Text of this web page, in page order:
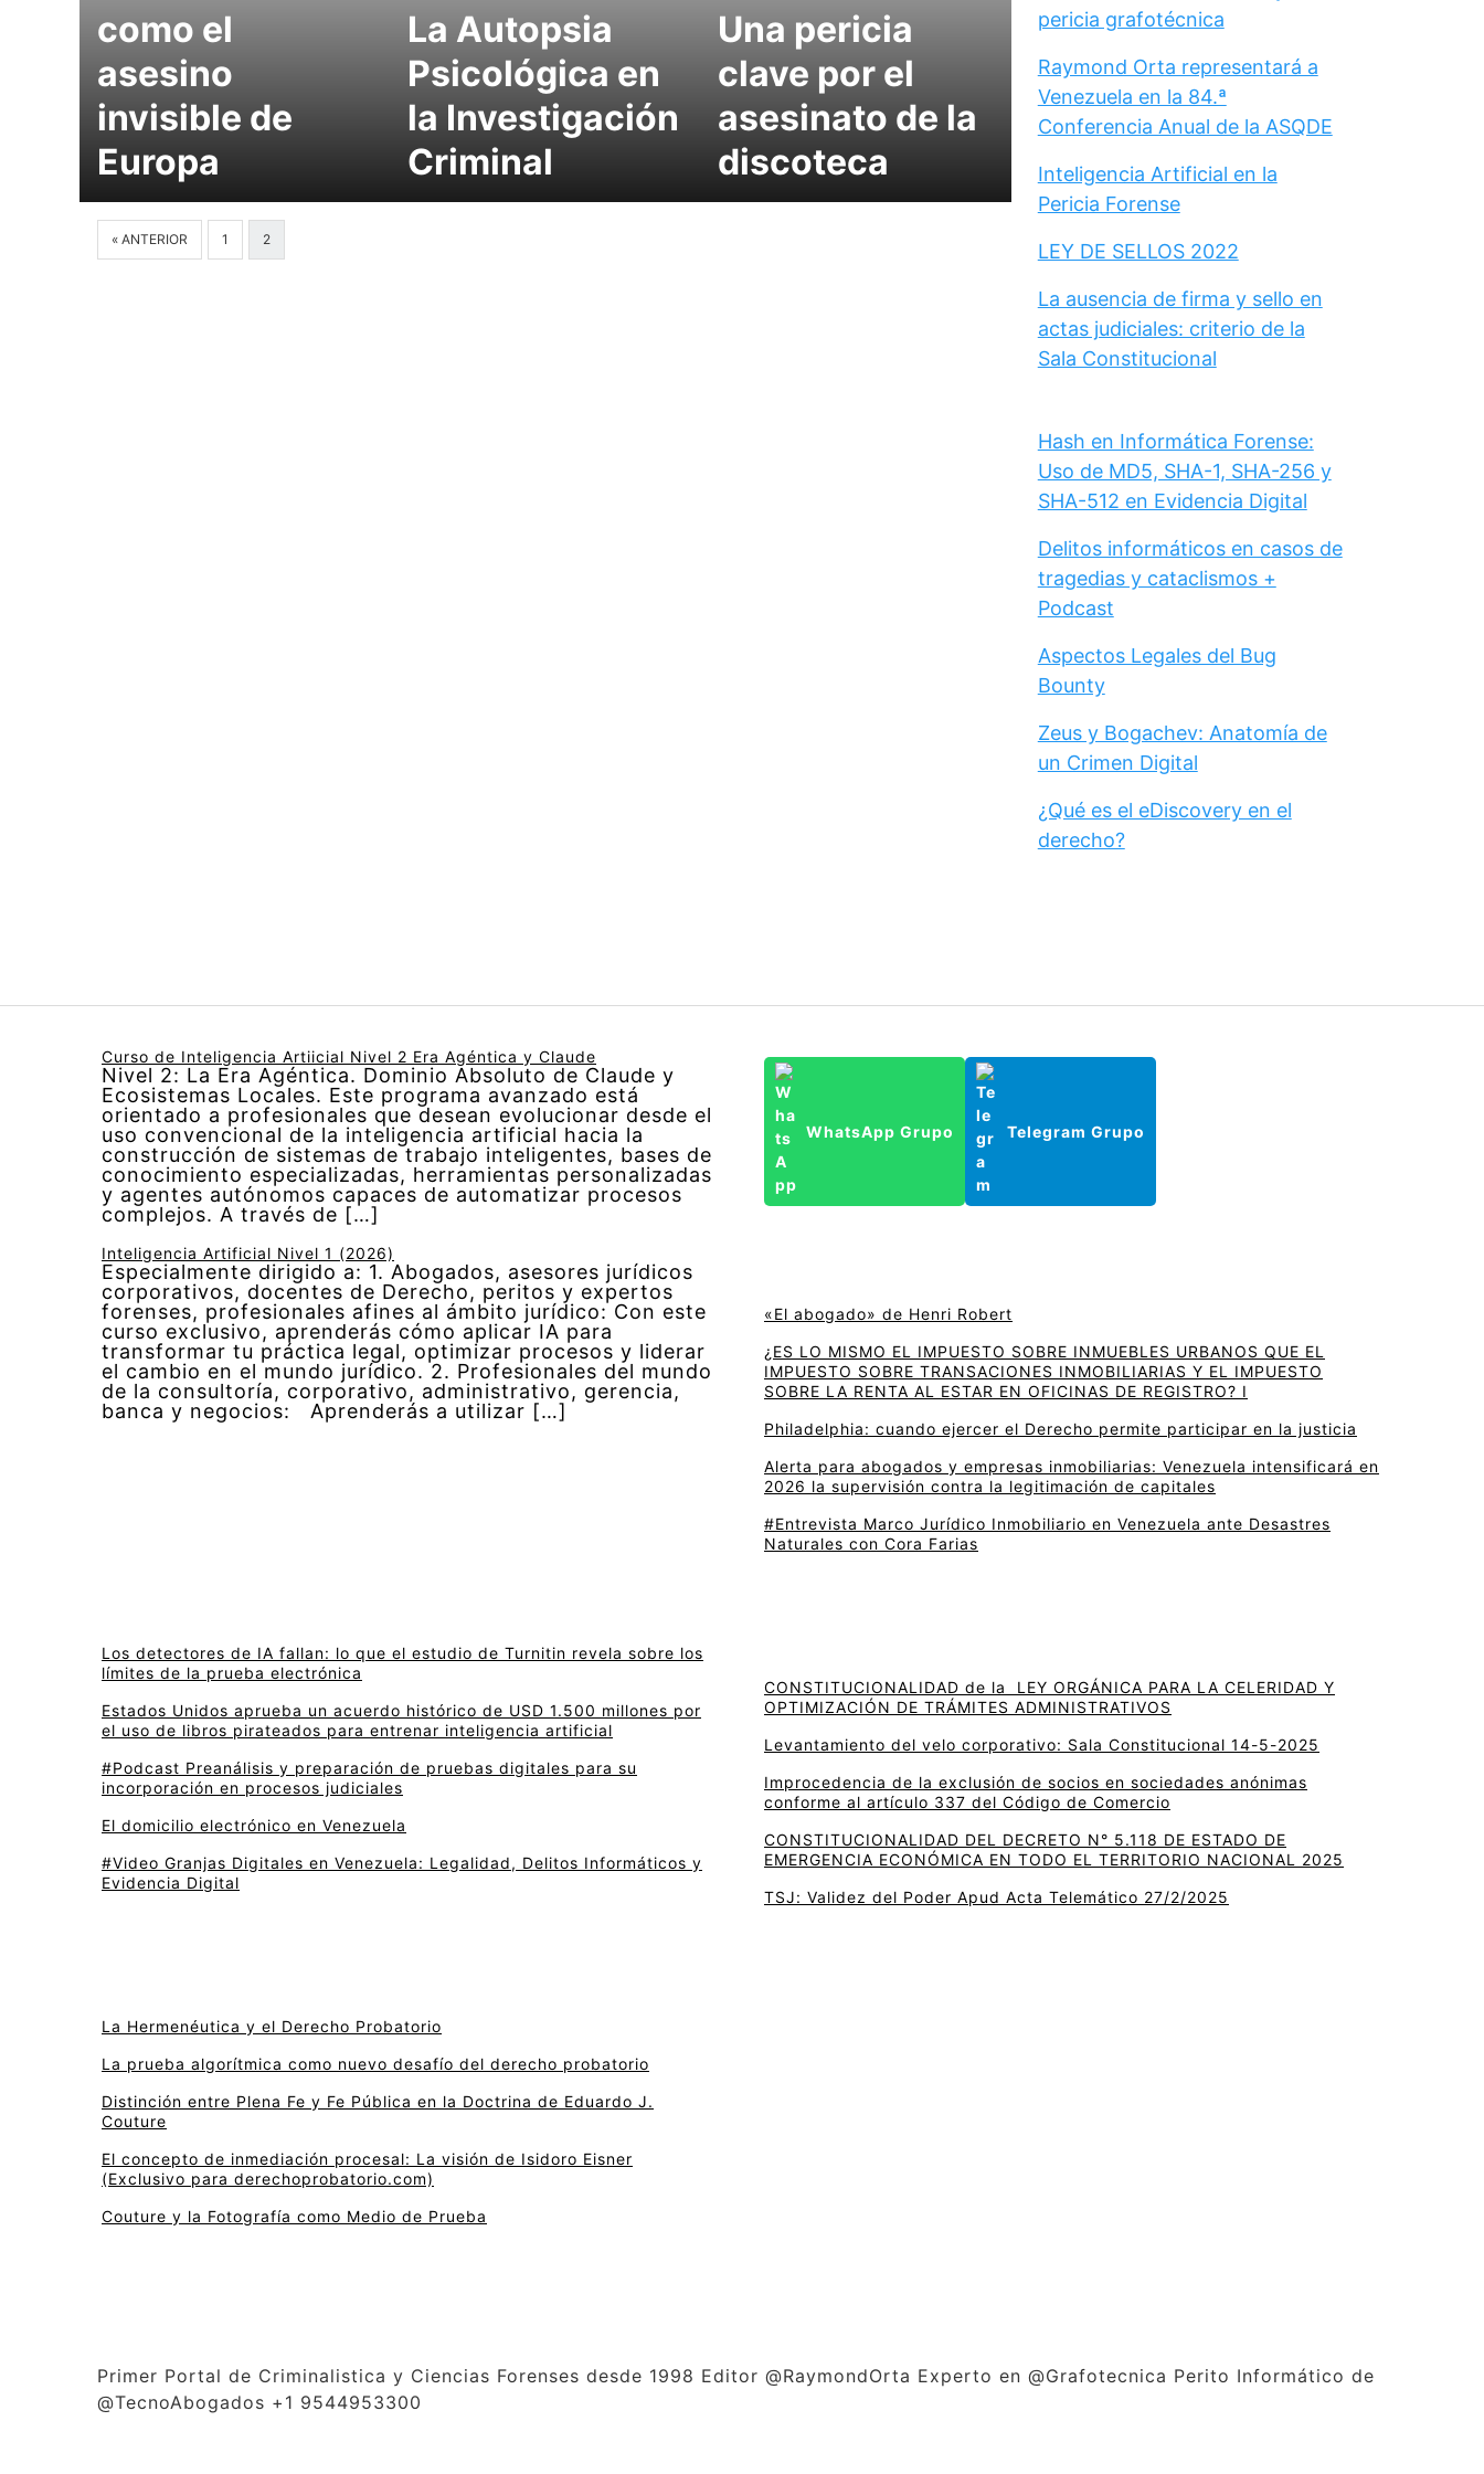
como el
asesino
invisible de
Europa
La Autopsia
Psicológica en
la Investigación
Criminal
Una pericia
clave por el
asesinato de la
discoteca
« ANTERIOR 1 2
pericia grafotécnica
Raymond Orta representará a
Venezuela en la 84.ª
Conferencia Anual de la ASQDE
Inteligencia Artificial en la
Pericia Forense
LEY DE SELLOS 2022
La ausencia de firma y sello en
actas judiciales: criterio de la
Sala Constitucional
Hash en Informática Forense:
Uso de MD5, SHA-1, SHA-256 y
SHA-512 en Evidencia Digital
Delitos informáticos en casos de
tragedias y cataclismos +
Podcast
Aspectos Legales del Bug
Bounty
Zeus y Bogachev: Anatomía de
un Crimen Digital
¿Qué es el eDiscovery en el
derecho?
Curso de Inteligencia Artiicial Nivel 2 Era Agéntica y Claude
Nivel 2: La Era Agéntica. Dominio Absoluto de Claude y
Ecosistemas Locales. Este programa avanzado está
orientado a profesionales que desean evolucionar desde el
uso convencional de la inteligencia artificial hacia la
construcción de sistemas de trabajo inteligentes, bases de
conocimiento especializadas, herramientas personalizadas
y agentes autónomos capaces de automatizar procesos
complejos. A través de […]
Inteligencia Artificial Nivel 1 (2026)
Especialmente dirigido a: 1. Abogados, asesores jurídicos
corporativos, docentes de Derecho, peritos y expertos
forenses, profesionales afines al ámbito jurídico: Con este
curso exclusivo, aprenderás cómo aplicar IA para
transformar tu práctica legal, optimizar procesos y liderar
el cambio en el mundo jurídico. 2. Profesionales del mundo
de la consultoría, corporativo, administrativo, gerencia,
banca y negocios: Aprenderás a utilizar […]
Los detectores de IA fallan: lo que el estudio de Turnitin revela sobre los
límites de la prueba electrónica
Estados Unidos aprueba un acuerdo histórico de USD 1.500 millones por
el uso de libros pirateados para entrenar inteligencia artificial
#Podcast Preanálisis y preparación de pruebas digitales para su
incorporación en procesos judiciales
El domicilio electrónico en Venezuela
#Video Granjas Digitales en Venezuela: Legalidad, Delitos Informáticos y
Evidencia Digital
La Hermenéutica y el Derecho Probatorio
La prueba algorítmica como nuevo desafío del derecho probatorio
Distinción entre Plena Fe y Fe Pública en la Doctrina de Eduardo J.
Couture
El concepto de inmediación procesal: La visión de Isidoro Eisner
(Exclusivo para derechoprobatorio.com)
Couture y la Fotografía como Medio de Prueba
WhatsApp Grupo Telegram Grupo
«El abogado» de Henri Robert
¿ES LO MISMO EL IMPUESTO SOBRE INMUEBLES URBANOS QUE EL
IMPUESTO SOBRE TRANSACIONES INMOBILIARIAS Y EL IMPUESTO
SOBRE LA RENTA AL ESTAR EN OFICINAS DE REGISTRO? I
Philadelphia: cuando ejercer el Derecho permite participar en la justicia
Alerta para abogados y empresas inmobiliarias: Venezuela intensificará en
2026 la supervisión contra la legitimación de capitales
#Entrevista Marco Jurídico Inmobiliario en Venezuela ante Desastres
Naturales con Cora Farias
CONSTITUCIONALIDAD de la LEY ORGÁNICA PARA LA CELERIDAD Y
OPTIMIZACIÓN DE TRÁMITES ADMINISTRATIVOS
Levantamiento del velo corporativo: Sala Constitucional 14-5-2025
Improcedencia de la exclusión de socios en sociedades anónimas
conforme al artículo 337 del Código de Comercio
CONSTITUCIONALIDAD DEL DECRETO N° 5.118 DE ESTADO DE
EMERGENCIA ECONÓMICA EN TODO EL TERRITORIO NACIONAL 2025
TSJ: Validez del Poder Apud Acta Telemático 27/2/2025
Primer Portal de Criminalistica y Ciencias Forenses desde 1998 Editor @RaymondOrta Experto en @Grafotecnica Perito Informático de
@TecnoAbogados +1 9544953300